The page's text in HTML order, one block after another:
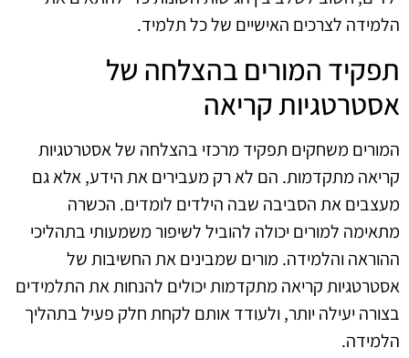
הלמידה לצרכים האישיים של כל תלמיד.
תפקיד המורים בהצלחה של
אסטרטגיות קריאה
המורים משחקים תפקיד מרכזי בהצלחה של אסטרטגיות
קריאה מתקדמות. הם לא רק מעבירים את הידע, אלא גם
מעצבים את הסביבה שבה הילדים לומדים. הכשרה
מתאימה למורים יכולה להוביל לשיפור משמעותי בתהליכי
ההוראה והלמידה. מורים שמבינים את החשיבות של
אסטרטגיות קריאה מתקדמות יכולים להנחות את התלמידים
בצורה יעילה יותר, ולעודד אותם לקחת חלק פעיל בתהליך
הלמידה.